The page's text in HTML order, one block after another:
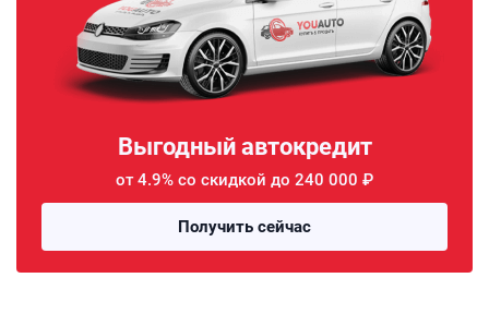
Выгодный автокредит
от 4.9% со скидкой до 240 000 ₽
Получить сейчас